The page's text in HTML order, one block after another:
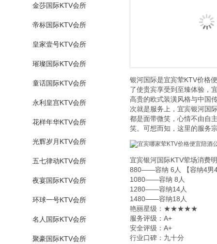
金莎国际KTV会所
帝标国际KTV会所
皇家壹号KTV会所
璀璨国际KTV会所
童话国际KTV会所
永利皇宫KTV会所
花样年华KTV会所
光辉岁月KTV会所
五七律动KTV会所
夜宴国际KTV会所
环球一号KTV会所
名人国际KTV会所
聚豪国际KTV会所
银河国际是宜宾荤KTV价格
了使贵宾享受到至臻体验，
高贵的欧式装潢风格与中国
次就是服务上，宜宾银河国
都是面带微笑，心情不由自
笑。可想而知，这里的服务
宜宾银河国际KTV荤场消费
880——容纳 6人 【容纳4男
1080——容纳 8人
1280——容纳14人
1480——容纳18人
艳丽星级：★★★★★
服务评级：A+
安全评级：A+
行业口碑：九十分